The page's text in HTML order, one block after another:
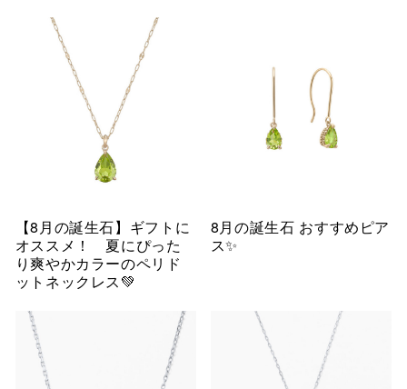
【8月の誕生石】ギフトに
オススメ！ 夏にぴった
り爽やかカラーのペリド
ットネックレス💚
8月の誕生石 おすすめピア
ス✨